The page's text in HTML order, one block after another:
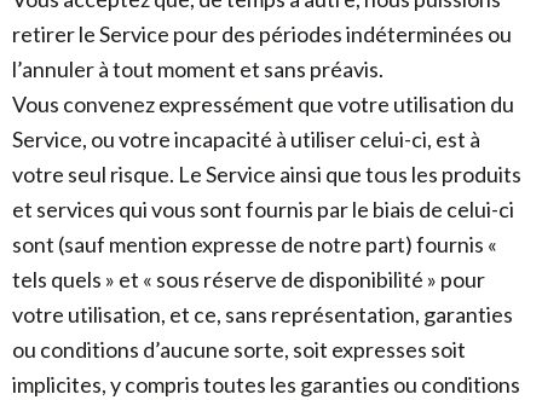
retirer le Service pour des périodes indéterminées ou
l’annuler à tout moment et sans préavis.
Vous convenez expressément que votre utilisation du
Service, ou votre incapacité à utiliser celui-ci, est à
votre seul risque. Le Service ainsi que tous les produits
et services qui vous sont fournis par le biais de celui-ci
sont (sauf mention expresse de notre part) fournis «
tels quels » et « sous réserve de disponibilité » pour
votre utilisation, et ce, sans représentation, garanties
ou conditions d’aucune sorte, soit expresses soit
implicites, y compris toutes les garanties ou conditions